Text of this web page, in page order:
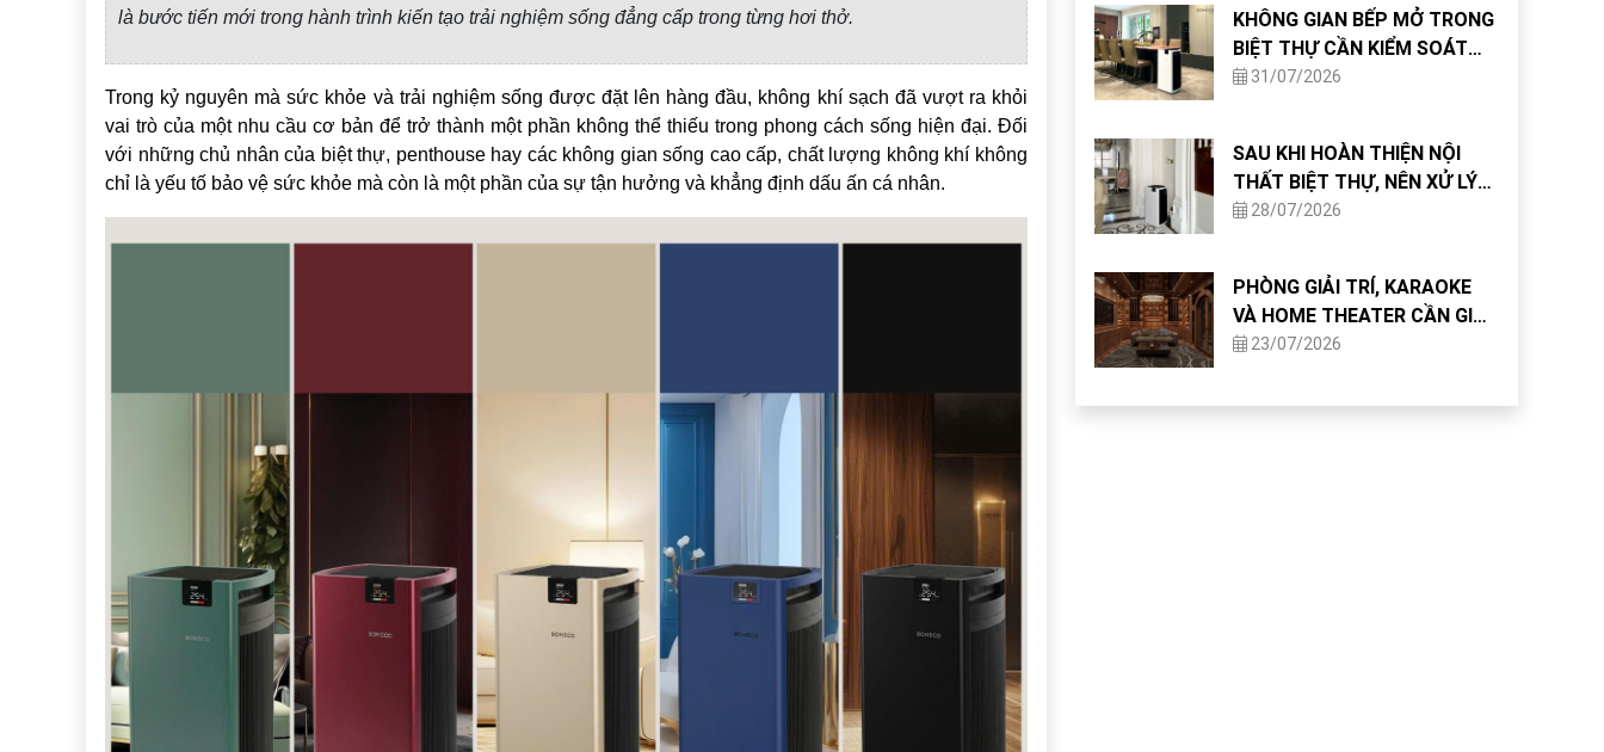
là bước tiến mới trong hành trình kiến tạo trải nghiệm sống đẳng cấp trong từng hơi thở.
Trong kỷ nguyên mà sức khỏe và trải nghiệm sống được đặt lên hàng đầu, không khí sạch đã vượt ra khỏi
vai trò của một nhu cầu cơ bản để trở thành một phần không thể thiếu trong phong cách sống hiện đại. Đối
với những chủ nhân của biệt thự, penthouse hay các không gian sống cao cấp, chất lượng không khí không
chỉ là yếu tố bảo vệ sức khỏe mà còn là một phần của sự tận hưởng và khẳng định dấu ấn cá nhân.
KHÔNG GIAN BẾP MỞ TRONG
BIỆT THỰ CẦN KIỂM SOÁT
CHẤT LƯỢNG KHÔNG KHÍ
31/07/2026
SAU KHI HOÀN THIỆN NỘI
THẤT BIỆT THỰ, NÊN XỬ LÝ
CHẤT LƯỢNG KHÔNG KHÍ
28/07/2026
PHÒNG GIẢI TRÍ, KARAOKE
VÀ HOME THEATER CẦN GIẢI
PHÁP KHÔNG KHÍ GÌ?
23/07/2026